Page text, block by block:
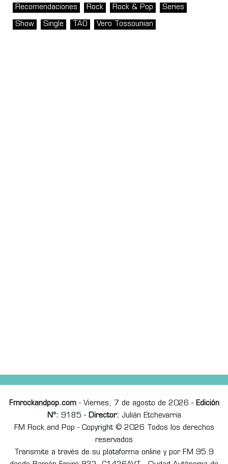
Recomendaciones Rock Rock & Pop Series
Show Single TAO Vero Tossounian
Fmrockandpop.com- Viernes, 7 de agosto de 2026 - Edición
Nº: 9185 - Director: Julián Etchevarria
FM Rock and Pop - Copyright © 2026 Todos los derechos
reservados
Transmite a través de su plataforma online y por FM 95.9